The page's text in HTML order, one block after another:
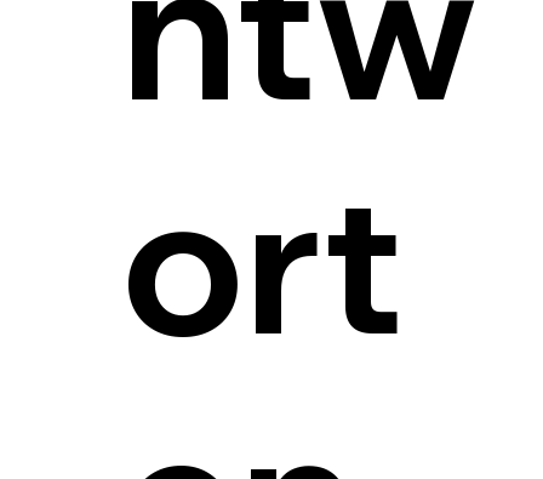
ort